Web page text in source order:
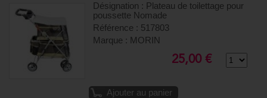
Désignation : Plateau de toilettage pour
poussette Nomade
Référence : 517803
Marque : MORIN
25,00 €
Ajouter au panier